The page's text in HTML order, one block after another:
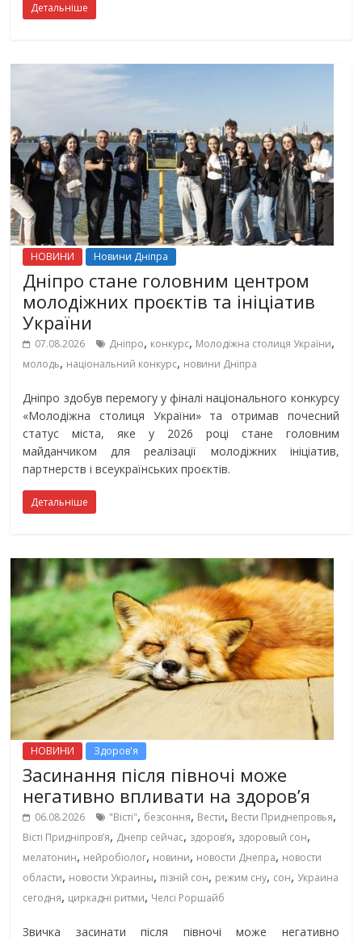
Детальніше
НОВИНИ Новини Дніпра
Дніпро стане головним центром
молодіжних проєктів та ініціатив
України
07.08.2026 Дніпро, конкурс, Молодіжна столиця України,
молодь, національний конкурс, новини Дніпра
Дніпро здобув перемогу у фіналі національного конкурсу
«Молодіжна столиця України» та отримав почесний
статус міста, яке у 2026 році стане головним
майданчиком для реалізації молодіжних ініціатив,
партнерств і всеукраїнських проєктів.
Детальніше
НОВИНИ Здоров'я
Засинання після півночі може
негативно впливати на здоров’я
06.08.2026 "Вісті", безсоння, Вести, Вести Приднепровья,
Вісті Придніпровʼя, Днепр сейчас, здоров’я, здоровый сон,
мелатонин, нейробіолог, новини, новости Днепра, новости
области, новости Украины, пізній сон, режим сну, сон, Украина
сегодня, циркадні ритми, Челсі Роршайб
Звичка засинати після півночі може негативно